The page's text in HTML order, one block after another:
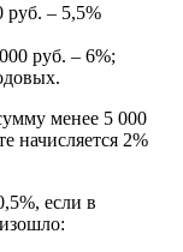
руб. – 5,5%
руб. – 6%;
менее 5 000
начисляется 2%
если в